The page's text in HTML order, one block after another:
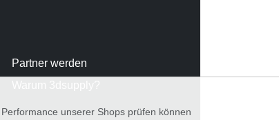
Partner werden
unserer Shops prüfen können